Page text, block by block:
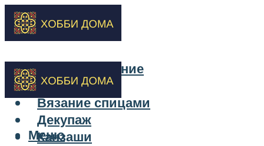
Бисероплетение
Вышивка
Вязание спицами
Декупаж
Канзаши
Меню